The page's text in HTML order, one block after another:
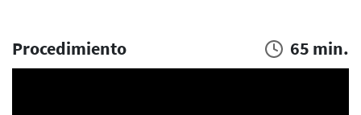
Procedimiento 65 min.